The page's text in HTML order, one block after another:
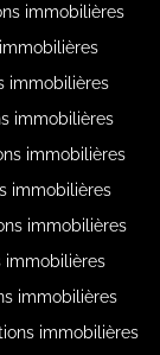
immobilières
immobilières
immobilières
immobilières
immobilières
immobilières
immobilières
immobilières
immobilières